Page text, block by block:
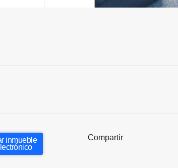
inmueble
Compartir